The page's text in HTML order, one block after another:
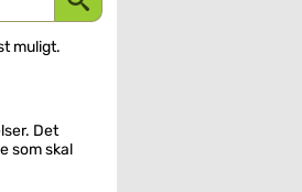
muligt.
Det
som skal